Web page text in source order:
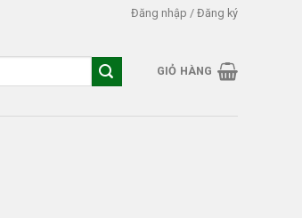
Đăng nhập / Đăng ký
GIỎ HÀNG